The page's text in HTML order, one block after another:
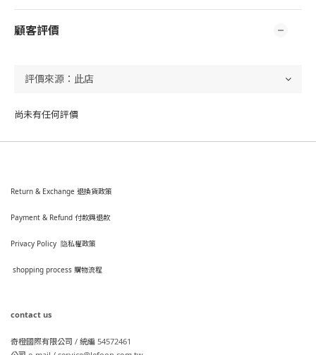
顧客評價
尚未有任何評價
Return & Exchange 退換貨政策
Payment & Refund 付款與退款
Privacy Policy 隐私權政策
shopping process 購物流程
contact us
奇橙國際有限公司 / 統編 54572461